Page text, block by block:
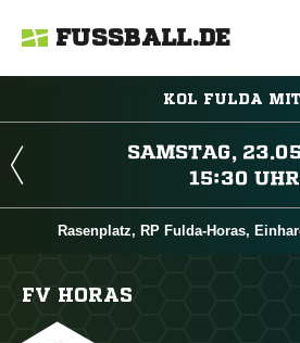
FUSSBALL.DE
KOL FULDA

 
Rasenplatz, RP Fulda-Horas,
FV HORAS